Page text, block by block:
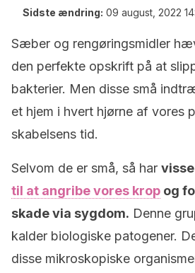
Sidste ændring: 09 august, 2022
Sæber og rengøringsmidler
den perfekte opskrift på at
bakterier. Men disse små
et hjem i hvert hjørne af vores
skabelsens tid.
Selvom de er små, så har
til at angribe vores krop og
skade via sygdom. Denne
kalder biologiske patogener.
disse mikroskopiske